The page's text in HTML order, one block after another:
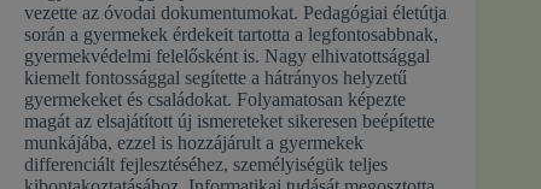
vezette az óvodai dokumentumokat. Pedagógiai életútja
során a gyermekek érdekeit tartotta a legfontosabbnak,
gyermekvédelmi felelősként is. Nagy elhivatottsággal
kiemelt fontossággal segítette a hátrányos helyzetű
gyermekeket és családokat. Folyamatosan képezte
magát az elsajátított új ismereteket sikeresen beépítette
munkájába, ezzel is hozzájárult a gyermekek
differenciált fejlesztéséhez, személyiségük teljes